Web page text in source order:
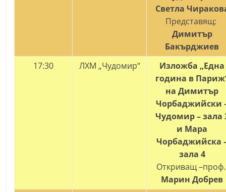
Светла
Представящ:
Димитър
Бакърджиев
17:30
ЛХМ „Чудомир“
Изложба „Една
година в
на Димитър
Чорбаджийски
Чудомир – зала
и Мара
Чорбаджийска
зала 4
Откриващ –проф.
Марин Добрев